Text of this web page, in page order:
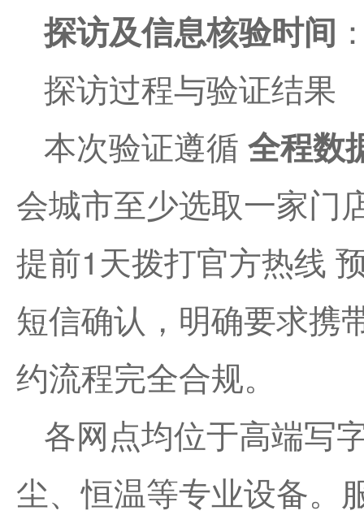
探访及信息核验时间
探访过程与验证结果
本次验证遵循 全程数
会城市至少选取一家门
提前1天拨打官方热线
短信确认，明确要求携
约流程完全合规。
各网点均位于高端写
尘、恒温等专业设备。